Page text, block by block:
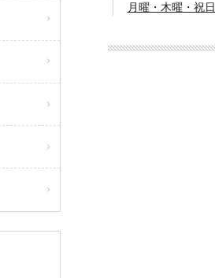
月曜・木曜・祝日